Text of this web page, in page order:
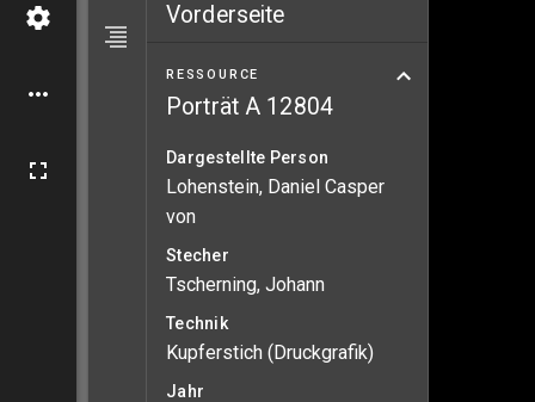
Vorderseite
RESSOURCE
Porträt A 12804
Dargestellte Person
Lohenstein, Daniel Casper
von
Stecher
Tscherning, Johann
Technik
Kupferstich (Druckgrafik)
Jahr